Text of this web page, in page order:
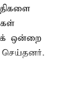
ஒன்றை
செய்தனர்.